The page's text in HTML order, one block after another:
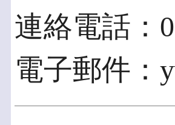
連絡電話：
電子郵件：